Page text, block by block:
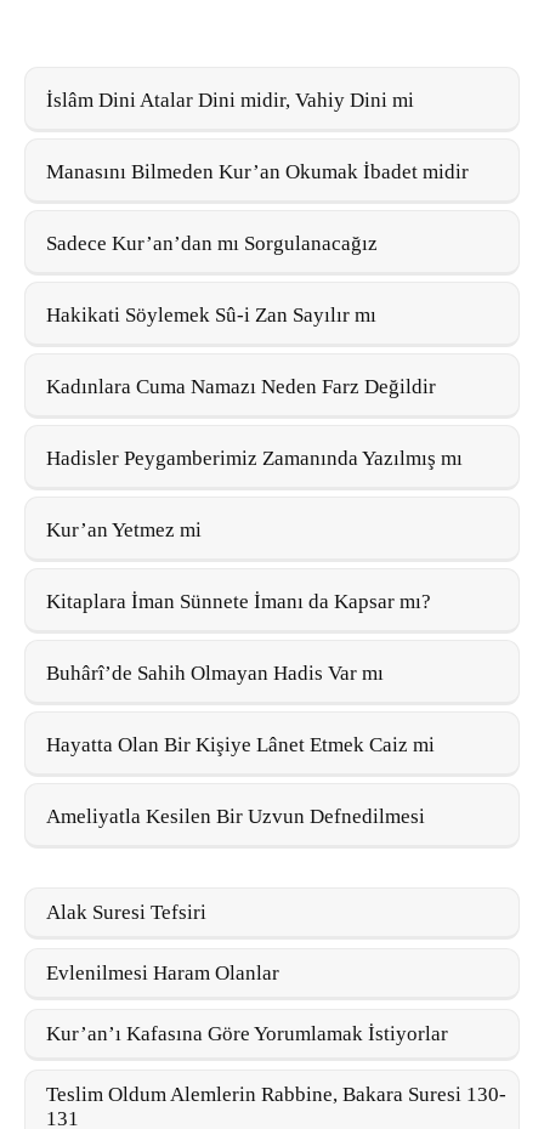
İslâm Dini Atalar Dini midir, Vahiy Dini mi
Manasını Bilmeden Kur’an Okumak İbadet midir
Sadece Kur’an’dan mı Sorgulanacağız
Hakikati Söylemek Sû-i Zan Sayılır mı
Kadınlara Cuma Namazı Neden Farz Değildir
Hadisler Peygamberimiz Zamanında Yazılmış mı
Kur’an Yetmez mi
Kitaplara İman Sünnete İmanı da Kapsar mı?
Buhârî’de Sahih Olmayan Hadis Var mı
Hayatta Olan Bir Kişiye Lânet Etmek Caiz mi
Ameliyatla Kesilen Bir Uzvun Defnedilmesi
Alak Suresi Tefsiri
Evlenilmesi Haram Olanlar
Kur’an’ı Kafasına Göre Yorumlamak İstiyorlar
Teslim Oldum Alemlerin Rabbine, Bakara Suresi 130-
131